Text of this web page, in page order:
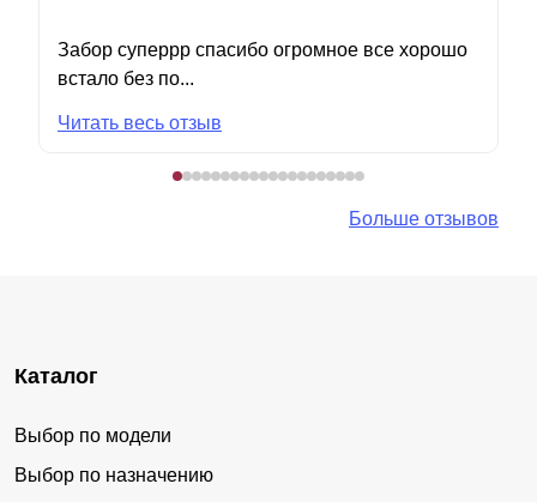
Забор суперрр спасибо огромное все хорошо
встало без по...
Читать весь отзыв
Больше отзывов
Каталог
Выбор по модели
Выбор по назначению